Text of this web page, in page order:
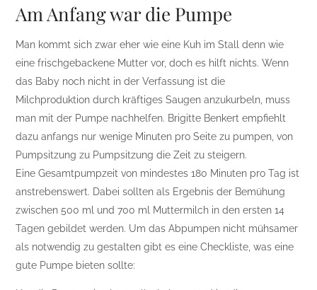
Am Anfang war die Pumpe
Man kommt sich zwar eher wie eine Kuh im Stall denn wie
eine frischgebackene Mutter vor, doch es hilft nichts. Wenn
das Baby noch nicht in der Verfassung ist die
Milchproduktion durch kräftiges Saugen anzukurbeln, muss
man mit der Pumpe nachhelfen. Brigitte Benkert empfiehlt
dazu anfangs nur wenige Minuten pro Seite zu pumpen, von
Pumpsitzung zu Pumpsitzung die Zeit zu steigern.
Eine Gesamtpumpzeit von mindestes 180 Minuten pro Tag ist
anstrebenswert. Dabei sollten als Ergebnis der Bemühung
zwischen 500 ml und 700 ml Muttermilch in den ersten 14
Tagen gebildet werden. Um das Abpumpen nicht mühsamer
als notwendig zu gestalten gibt es eine Checkliste, was eine
gute Pumpe bieten sollte: